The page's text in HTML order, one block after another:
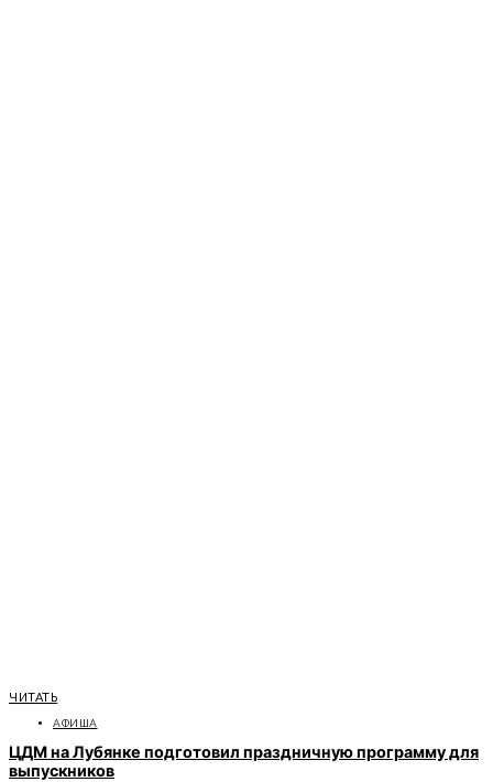
ЧИТАТЬ
АФИША
ЦДМ на Лубянке подготовил праздничную программу для
выпускников